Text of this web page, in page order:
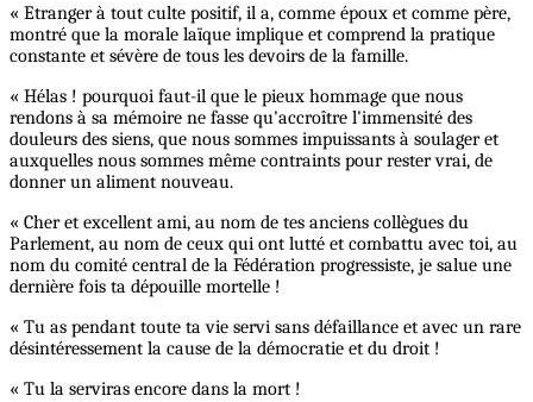
« Etranger à tout culte positif, il a, comme époux et comme père,
montré que la morale laïque implique et comprend la pratique
constante et sévère de tous les devoirs de la famille.
« Hélas ! pourquoi faut-il que le pieux hommage que nous
rendons à sa mémoire ne fasse qu'accroître l'immensité des
douleurs des siens, que nous sommes impuissants à soulager et
auxquelles nous sommes même contraints pour rester vrai, de
donner un aliment nouveau.
« Cher et excellent ami, au nom de tes anciens collègues du
Parlement, au nom de ceux qui ont lutté et combattu avec toi, au
nom du comité central de la Fédération progressiste, je salue une
dernière fois ta dépouille mortelle !
« Tu as pendant toute ta vie servi sans défaillance et avec un rare
désintéressement la cause de la démocratie et du droit !
« Tu la serviras encore dans la mort !